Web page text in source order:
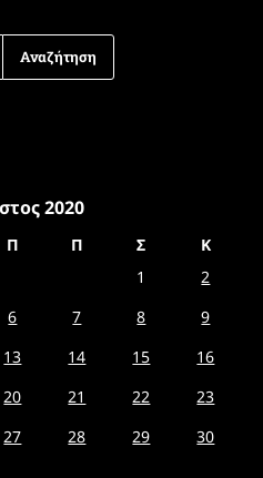
2020
Π Π Σ
Κ
1
2
6 7 8
9
13 14 15
16
20 21 22
23
27 28 29
30